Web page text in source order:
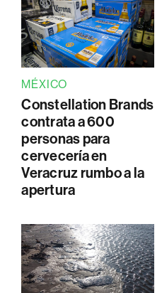
MÉXICO
Constellation Brands
contrata a 600
personas para
cervecería en
Veracruz rumbo a la
apertura